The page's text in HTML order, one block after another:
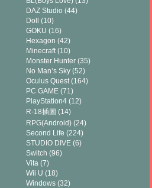
DAZ Studio (44)
Doll
(10)
GOKU (16)
Hexagon (42)
Minecraft(10)
Monster Hunter (35)
No Man’s Sky (52)
Oculus Quest(164)
PC GAME (71)
PlayStation4 (12)
R-18插圖 (14)
RPG(Android) (24)
Second Life (224)
STUDIO DIVE (6)
Switch (96)
Vita (7)
Wii U (18)
Windows (32)